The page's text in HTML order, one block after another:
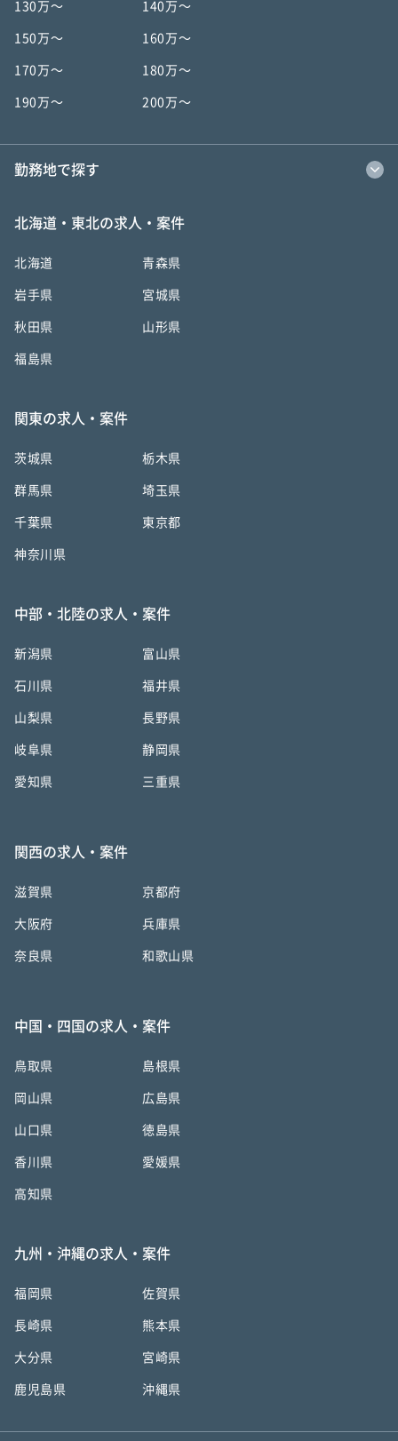
130万〜 140万〜
150万〜 160万〜
170万〜 180万〜
190万〜 200万〜
勤務地で探す
北海道・東北の求人・案件
北海道 青森県
岩手県 宮城県
秋田県 山形県
福島県
関東の求人・案件
茨城県 栃木県
群馬県 埼玉県
千葉県 東京都
神奈川県
中部・北陸の求人・案件
新潟県 富山県
石川県 福井県
山梨県 長野県
岐阜県 静岡県
愛知県 三重県
関西の求人・案件
滋賀県 京都府
大阪府 兵庫県
奈良県 和歌山県
中国・四国の求人・案件
鳥取県 島根県
岡山県 広島県
山口県 徳島県
香川県 愛媛県
高知県
九州・沖縄の求人・案件
福岡県 佐賀県
長崎県 熊本県
大分県 宮崎県
鹿児島県 沖縄県